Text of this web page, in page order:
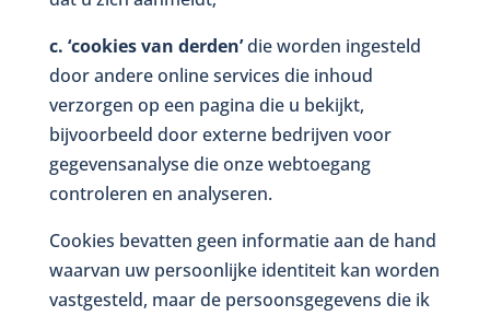
c. ‘cookies van derden’die worden ingesteld
door andere online services die inhoud
verzorgen op een pagina die u bekijkt,
bijvoorbeeld door externe bedrijven voor
gegevensanalyse die onze webtoegang
controleren en analyseren.
Cookies bevatten geen informatie aan de hand
waarvan uw persoonlijke identiteit kan worden
vastgesteld, maar de persoonsgegevens die ik